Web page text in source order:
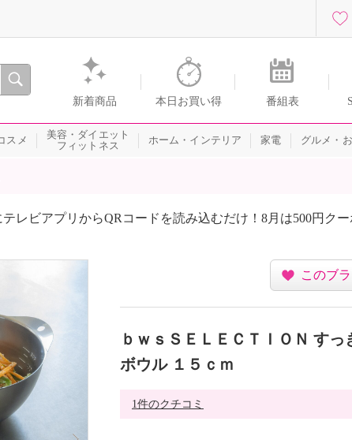
ビショッピングのショップチャンネル
新着商品 本日お買い得 番組表
スメ
美容・ダイエット
フィットネス
ホーム・インテリア 家電 グルメ・
レビアプリからQRコードを読み込むだけ！8月は500円クー
このブ
ｂｗｓＳＥＬＥＣＴＩＯＮ す
ボウル １５ｃｍ
1件のクチコミ